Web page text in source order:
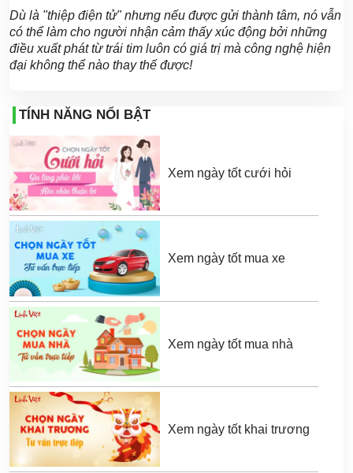
Dù là "thiệp điện tử" nhưng nếu được gửi thành tâm, nó vẫn
có thể làm cho người nhận cảm thấy xúc động bởi những
điều xuất phát từ trái tim luôn có giá trị mà công nghệ hiện
đại không thể nào thay thế được!
TÍNH NĂNG NỔI BẬT
Xem ngày tốt cưới hỏi
Xem ngày tốt mua xe
Xem ngày tốt mua nhà
Xem ngày tốt khai trương